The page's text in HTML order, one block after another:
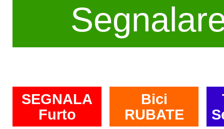
SEGNALA
Furto
Bici
RUBATE